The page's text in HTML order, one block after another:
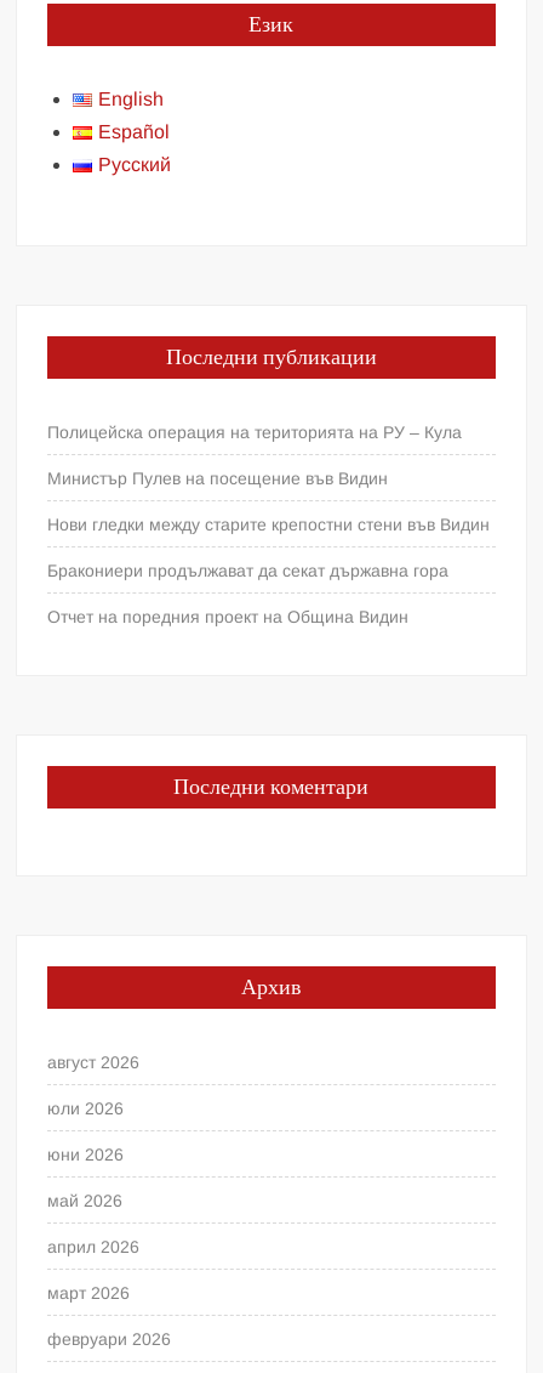
Език
English
Español
Русский
Последни публикации
Полицейска операция на територията на РУ – Кула
Министър Пулев на посещение във Видин
Нови гледки между старите крепостни стени във Видин
Бракониери продължават да секат държавна гора
Отчет на поредния проект на Община Видин
Последни коментари
Архив
август 2026
юли 2026
юни 2026
май 2026
април 2026
март 2026
февруари 2026